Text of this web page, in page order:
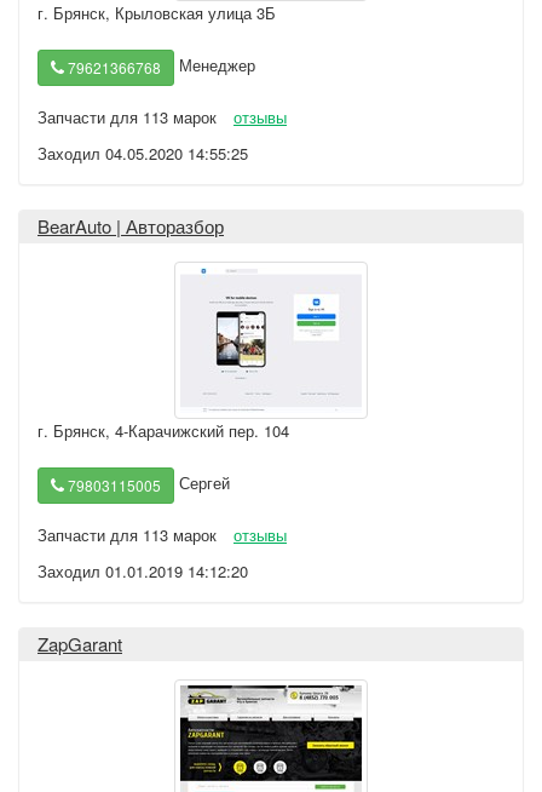
г. Брянск, Крыловская улица 3Б
79621366768 Менеджер
Запчасти для 113 марок
отзывы
Заходил 04.05.2020 14:55:25
BearAuto | Авторазбор
г. Брянск, 4-Карачижский пер. 104
79803115005 Сергей
Запчасти для 113 марок
отзывы
Заходил 01.01.2019 14:12:20
ZapGarant